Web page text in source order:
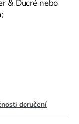
& Ducré nebo
doručení